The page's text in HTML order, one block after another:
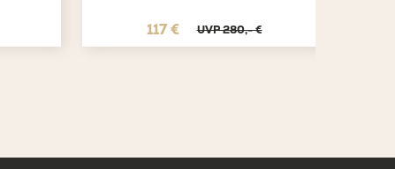
117 € UVP 280,- €